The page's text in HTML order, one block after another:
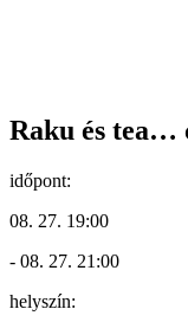
Raku és tea…
időpont:
08. 27. 19:00
- 08. 27. 21:00
helyszín: